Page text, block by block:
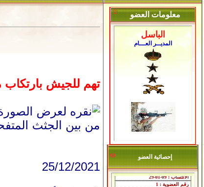
معلومات العضو
الباسل
المديــر العـــام
إحصائية العضو
تهم للجيش بارتكاب
من بين الجثث
25/12/2021